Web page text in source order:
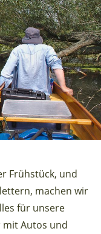
Frühstück, und
machen wir
für unsere
Autos und